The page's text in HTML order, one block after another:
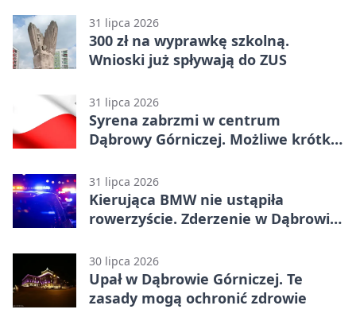
31 lipca 2026
300 zł na wyprawkę szkolną.
Wnioski już spływają do ZUS
31 lipca 2026
Syrena zabrzmi w centrum
Dąbrowy Górniczej. Możliwe krótkie
31 lipca 2026
Kierująca BMW nie ustąpiła
rowerzyście. Zderzenie w Dąbrowie
30 lipca 2026
Upał w Dąbrowie Górniczej. Te
zasady mogą ochronić zdrowie